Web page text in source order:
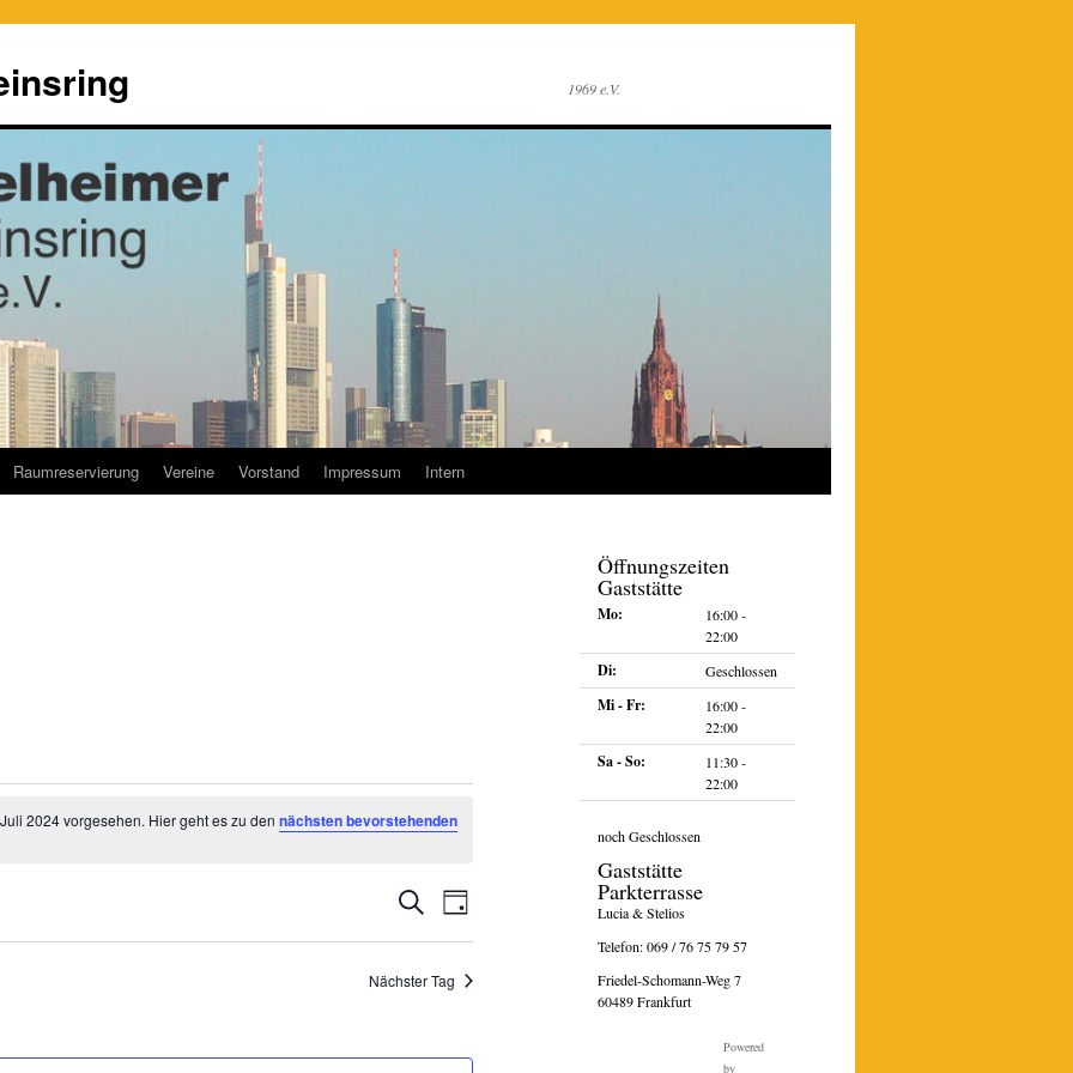
1969 e.V.
Raumreservierung Vereine Vorstand Impressum Intern
2024 vorgesehen. Hier geht es zu dennächsten bevorstehenden
Veranstaltungen
Suche
und
Suche
Veranstaltung
Ansichten-
Navigation
Tag
Nächster Tag
Öffnungszeiten
Gaststätte
Mo:
16:00 -
22:00
Di: Geschlossen
Mi - Fr:
16:00 -
22:00
Sa - So:
11:30 -
22:00
noch Geschlossen
Gaststätte
Parkterrasse
Lucia & Stelios
Telefon:069 / 76 75 79 57
Friedel-Schomann-Weg 7
60489 Frankfurt
Powered
by